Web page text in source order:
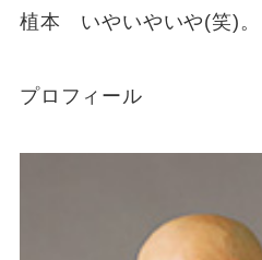
植本 いやいやいや(笑)。
プロフィール